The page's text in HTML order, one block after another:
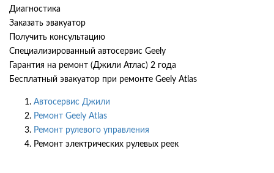
Диагностика
Заказать эвакуатор
Получить консультацию
Специализированный автосервис Geely
Гарантия на ремонт (Джили Атлас) 2 года
Бесплатный эвакуатор при ремонте Geely Atlas
Автосервис Джили
Ремонт Geely Atlas
Ремонт рулевого управления
Ремонт электрических рулевых реек